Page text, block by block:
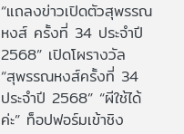
“แถลงข่าวเปิดตัวสุพรรณ
หงส์ ครั้งที่ 34 ประจำปี
2568” เปิดโผรางวัล
“สุพรรณหงส์ครั้งที่ 34
ประจำปี 2568” “ผีใช้ได้
ค่ะ” ท็อปฟอร์มเข้าชิง